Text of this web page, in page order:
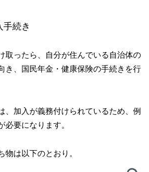
手続き
取ったら、自分が住んでいる自治体の
き、国民年金・健康保険の手続きを行
、加入が義務付けられているため、例
必要になります。
物は以下のとおり。